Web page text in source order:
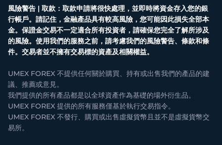
風險警告 | 取款：取款申請將很快處理，並即時將資金存入您的銀
行帳戶。請記住，金融產品具有較高風險，您可能因此損失全部本
金。保證金交易不一定適合所有投資者，請確保您完全了解所涉及
的風險。使用我們的服務之前，請考慮我們的風險警告、條款和條
件。交易者並不擁有交易標的資產及相關權益。
UMEX FOREX 不提供任何關於購買、持有或出售我們的產品的建
議、推薦或意見。
我們提供的所有產品都是以全球資產作為基礎的場外衍生品。
UMEX FOREX 提供的所有服務僅基於執行交易指令。
UMEX FOREX 不發行、購買或出售虛擬貨幣且並不是虛擬貨幣交
易所。